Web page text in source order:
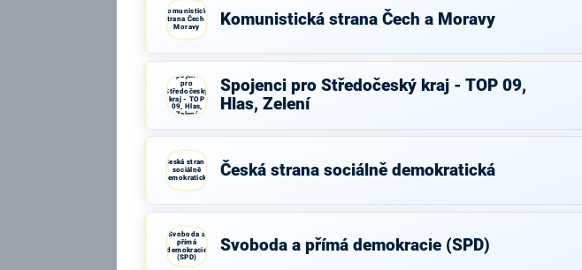
Komunistická
strana Čech a
Moravy
Komunistická strana Čech a Moravy
Spojenci
pro
Středočeský
kraj - TOP
09, Hlas,
Zelení
Spojenci pro Středočeský kraj - TOP 09,
Hlas, Zelení
Česká strana
sociálně
demokratická
Česká strana sociálně demokratická
Svoboda a
přímá
demokracie
(SPD)
Svoboda a přímá demokracie (SPD)